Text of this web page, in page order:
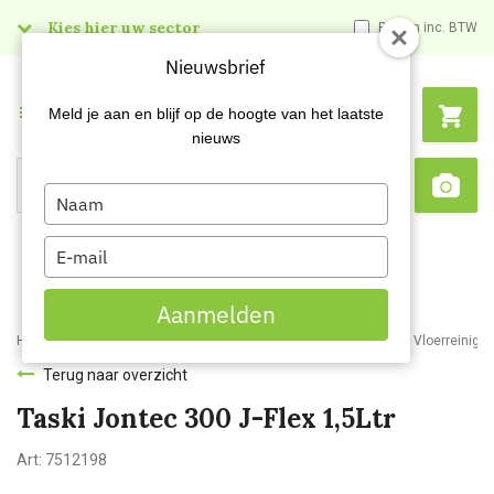
Kies hier uw sector Prijzen inc. BTW
Search
Menu
Home Webshop Schoonmaakartikelen Reinigingsmiddelen
Terug naar overzicht
Taski Jontec 300 J-Flex 1,5Ltr
Art: 7512198
Nieuwsbrief
Meld je aan en blijf op de hoogte van het laatste
nieuws
Type
your
name
Type
your
email
Aanmelden